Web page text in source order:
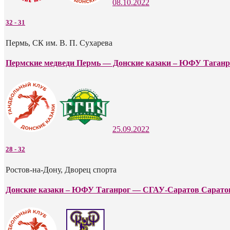
08.10.2022
32 - 31
Пермь, СК им. В. П. Сухарева
Пермские медведи Пермь — Донские казаки – ЮФУ
25.09.2022
28 - 32
Ростов-на-Дону, Дворец спорта
Донские казаки – ЮФУ Таганрог — СГАУ-Саратов